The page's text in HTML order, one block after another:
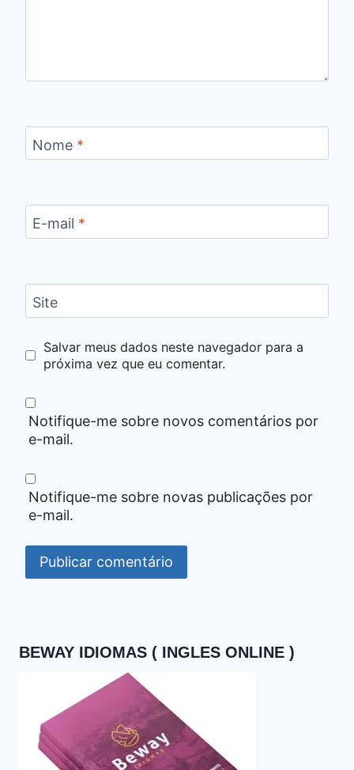
Nome *
E-mail *
Site
Salvar meus dados neste navegador para a
próxima vez que eu comentar.
Notifique-me sobre novos comentários por
e-mail.
Notifique-me sobre novas publicações por
e-mail.
BEWAY IDIOMAS ( INGLES ONLINE )